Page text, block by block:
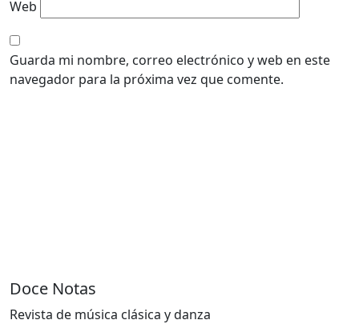
Web
Guarda mi nombre, correo electrónico y web en este
navegador para la próxima vez que comente.
Doce Notas
Revista de música clásica y danza